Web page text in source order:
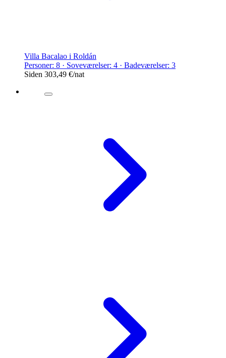
Villa Bacalao i Roldán
Personer: 8 · Soveværelser: 4 · Badeværelser: 3
Siden 303,49 €/nat